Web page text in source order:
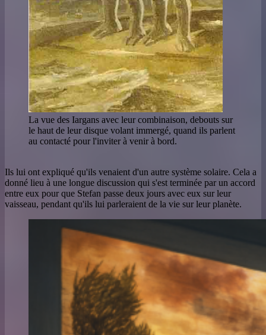
La vue des Iargans avec leur combinaison, debouts sur
le haut de leur disque volant immergé, quand ils parlent
au contacté pour l'inviter à venir à bord.
Ils lui ont expliqué qu'ils venaient d'un autre système solaire. Cela a
donné lieu à une longue discussion qui s'est terminée par un accord
entre eux pour que Stefan passe deux jours avec eux sur leur
vaisseau, pendant qu'ils lui parleraient de la vie sur leur planète.